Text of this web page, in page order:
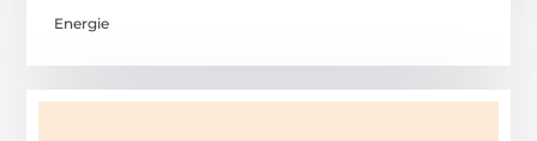
Energie